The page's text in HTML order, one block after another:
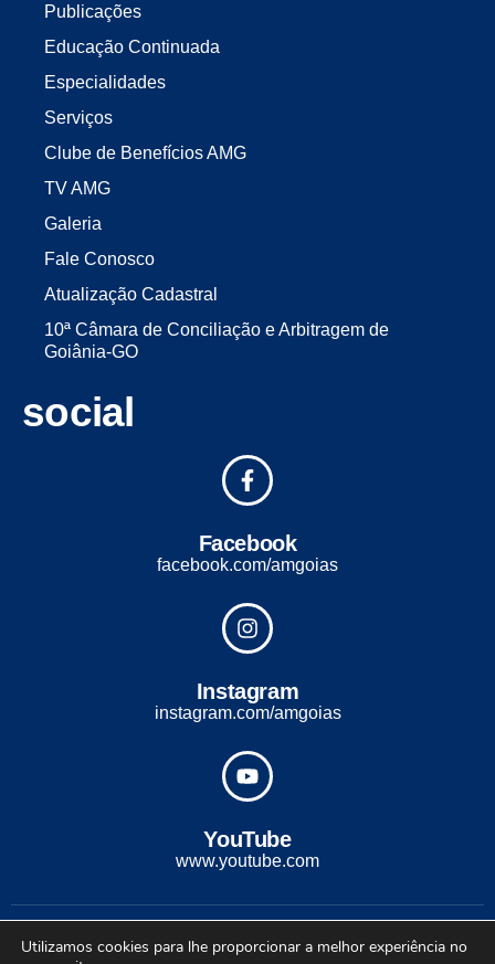
Publicações
Educação Continuada
Especialidades
Serviços
Clube de Benefícios AMG
TV AMG
Galeria
Fale Conosco
Atualização Cadastral
10ª Câmara de Conciliação e Arbitragem de
Goiânia-GO
social
Facebook
facebook.com/amgoias
Instagram
instagram.com/amgoias
YouTube
www.youtube.com
Conexão Soluções Corporativas
Utilizamos cookies para lhe proporcionar a melhor experiência no